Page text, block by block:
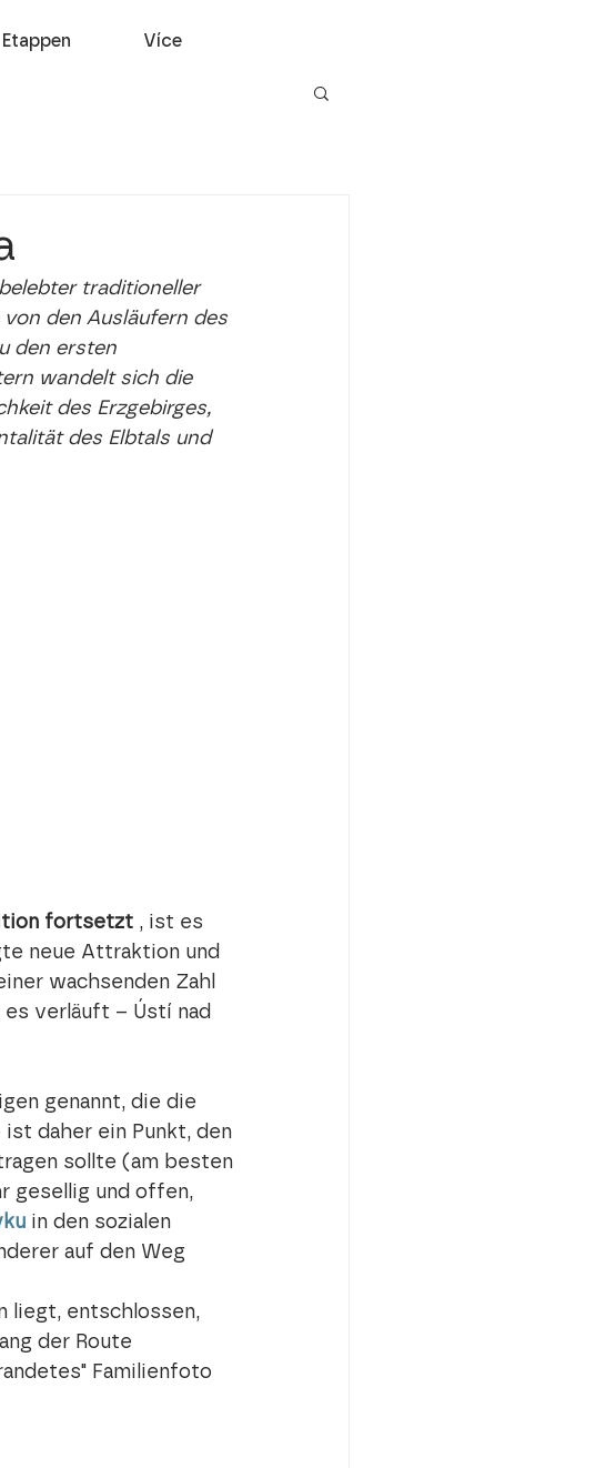
Etappen Více
traditioneller
den Ausläufern des
den ersten
wandelt sich die
des Erzgebirges,
des Elbtals und
fortsetzt , ist es
neue Attraktion und
wachsenden Zahl
es verläuft – Ústí nad
genannt, die die
daher ein Punkt, den
sollte (am besten
gesellig und offen,
in den sozialen
auf den Weg
liegt, entschlossen,
der Route
Familienfoto